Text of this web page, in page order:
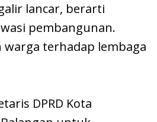
lancar, berarti
pembangunan.
warga terhadap lembaga
DPRD Kota